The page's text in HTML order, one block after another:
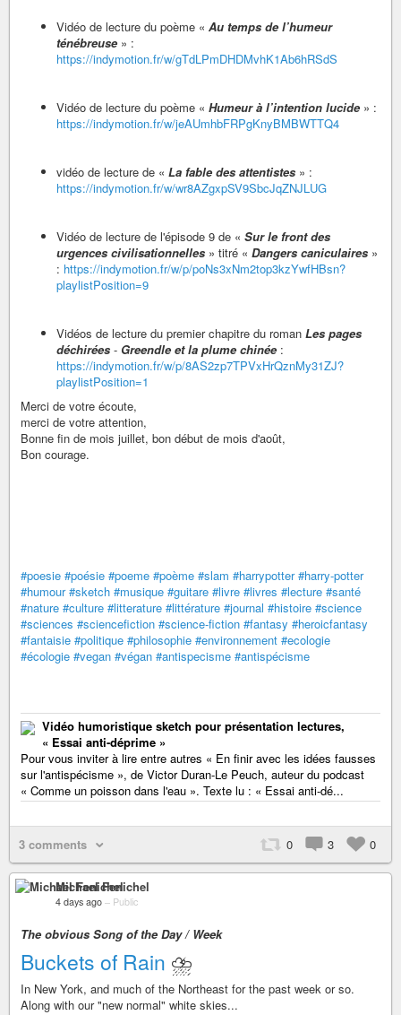
Vidéo de lecture du poème « Au temps de l’humeur
ténébreuse » :
https://indymotion.fr/w/gTdLPmDHDMvhK1Ab6hRSdS
Vidéo de lecture du poème « Humeur à l’intention lucide » :
https://indymotion.fr/w/jeAUmhbFRPgKnyBMBWTTQ4
vidéo de lecture de « La fable des attentistes » :
https://indymotion.fr/w/wr8AZgxpSV9SbcJqZNJLUG
Vidéo de lecture de l'épisode 9 de « Sur le front des
urgences civilisationnelles » titré « Dangers caniculaires »
: https://indymotion.fr/w/p/poNs3xNm2top3kzYwfHBsn?
playlistPosition=9
Vidéos de lecture du premier chapitre du roman Les pages
déchirées - Greendle et la plume chinée :
https://indymotion.fr/w/p/8AS2zp7TPVxHrQznMy31ZJ?
playlistPosition=1
Merci de votre écoute,
merci de votre attention,
Bonne fin de mois juillet, bon début de mois d'août,
Bon courage.
#poesie #poésie #poeme #poème #slam #harrypotter #harry-potter
#humour #sketch #musique #guitare #livre #livres #lecture #santé
#nature #culture #litterature #littérature #journal #histoire #science
#sciences #sciencefiction #science-fiction #fantasy #heroicfantasy
#fantaisie #politique #philosophie #environnement #ecologie
#écologie #vegan #végan #antispecisme #antispécisme
Vidéo humoristique sketch pour présentation lectures,
« Essai anti-déprime »
Pour vous inviter à lire entre autres « En finir avec les idées fausses
sur l'antispécisme », de Victor Duran-Le Peuch, auteur du podcast
« Comme un poisson dans l'eau ». Texte lu : « Essai anti-dé...
3 comments 0 3 0
Michael Fenichel
4 days ago – Public
The obvious Song of the Day / Week
Buckets of Rain ⛈
In New York, and much of the Northeast for the past week or so.
Along with our "new normal" white skies...